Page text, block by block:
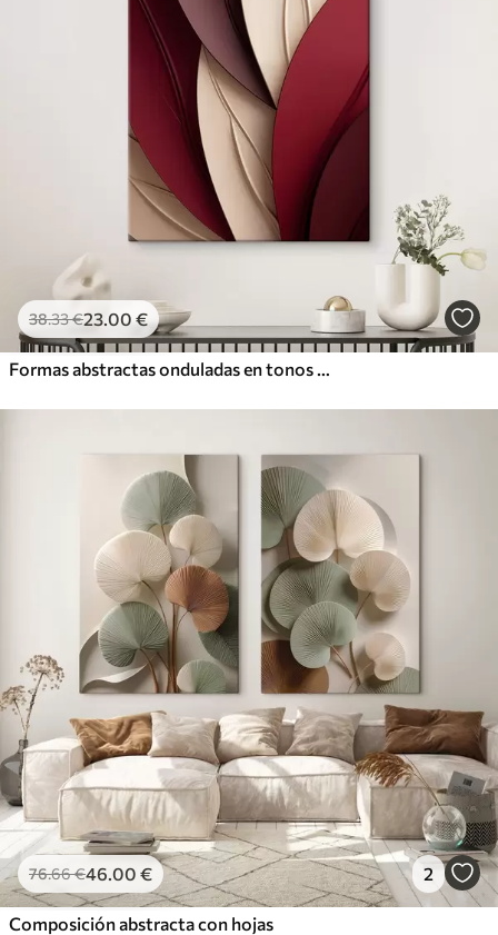
38.33€23.00 €
Formas abstractas onduladas en tonos burdeos y crema, con texturas superpuestas
76.66€46.00 € 2
Composición abstracta con hojas